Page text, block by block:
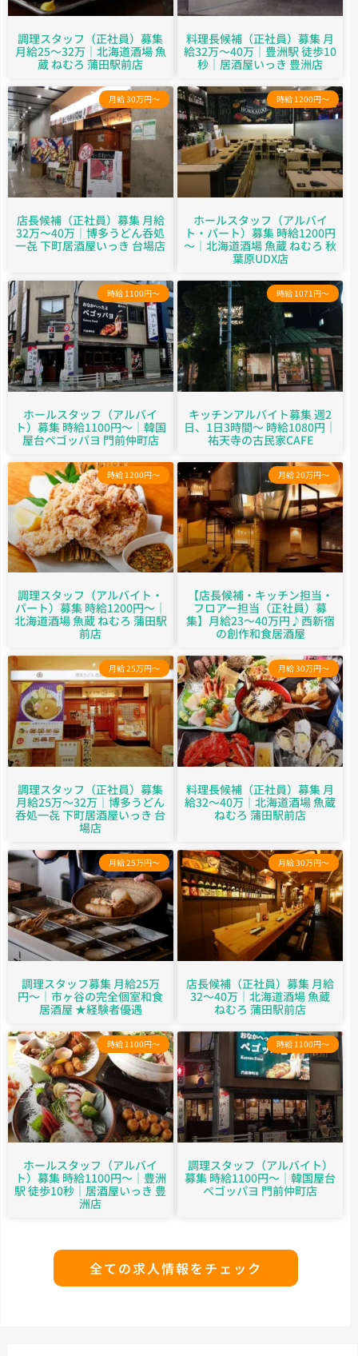
調理スタッフ（正社員）募集
月給25～32万｜北海道酒場 魚
蔵 ねむろ 蒲田駅前店
料理長候補（正社員）募集 月
給32万～40万｜豊洲駅 徒歩10
秒｜居酒屋いっき 豊洲店
月給 30万円～
店長候補（正社員）募集 月給
32万～40万｜博多うどん呑処
一㐂 下町居酒屋いっき 台場店
時給 1200円～
ホールスタッフ（アルバイ
ト・パート）募集 時給1200円
～｜北海道酒場 魚蔵 ねむろ 秋
葉原UDX店
時給 1100円～
ホールスタッフ（アルバイ
ト）募集 時給1100円～｜韓国
屋台ペゴッパヨ 門前仲町店
時給 1071円～
キッチンアルバイト募集 週2
日、1日3時間～ 時給1080円｜
祐天寺の古民家CAFE
時給 1200円～
調理スタッフ（アルバイト・
パート）募集 時給1200円～｜
北海道酒場 魚蔵 ねむろ 蒲田駅
前店
月給 20万円～
【店長候補・キッチン担当・
フロアー担当（正社員）募
集】月給23〜40万円♪西新宿
の創作和食居酒屋
月給 25万円～
調理スタッフ（正社員）募集
月給25万～32万｜博多うどん
呑処一㐂 下町居酒屋いっき 台
場店
月給 30万円～
料理長候補（正社員）募集 月
給32～40万｜北海道酒場 魚蔵
ねむろ 蒲田駅前店
月給 25万円～
調理スタッフ募集 月給25万
円〜｜市ヶ谷の完全個室和食
居酒屋 ★経験者優遇
月給 30万円～
店長候補（正社員）募集 月給
32～40万｜北海道酒場 魚蔵
ねむろ 蒲田駅前店
時給 1100円～
ホールスタッフ（アルバイ
ト）募集 時給1100円～｜豊洲
駅 徒歩10秒｜居酒屋いっき 豊
洲店
時給 1100円～
調理スタッフ（アルバイト）
募集 時給1100円～｜韓国屋台
ペゴッパヨ 門前仲町店
全ての求人情報をチェック